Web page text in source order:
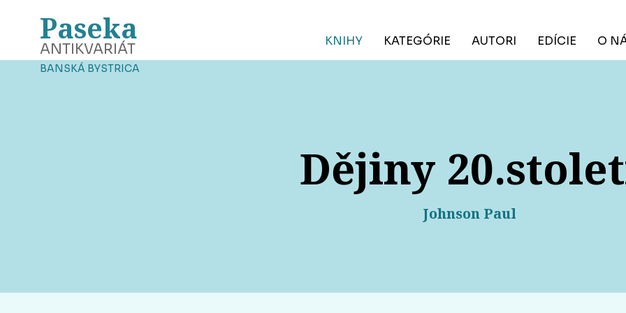
Paseka
ANTIKVARIÁT
BANSKÁ BYSTRICA
KNIHY KATEGÓRIE AUTORI EDÍCIE O
Dějiny
Johnson Paul